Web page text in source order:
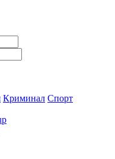
Криминал Спорт